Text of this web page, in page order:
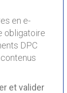
en e-
obligatoire
DPC
et valider